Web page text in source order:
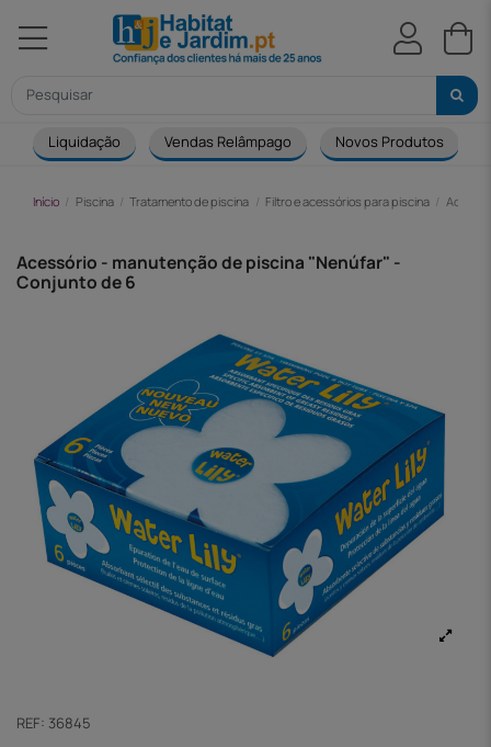
Liquidação Vendas Relâmpago Novos Produtos
Início Piscina Tratamento de piscina Filtro e acessórios para piscina
Acessório - manutenção de piscina "Nenúfar" -
Conjunto de 6
REF: 36845